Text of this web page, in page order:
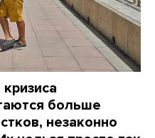
больше
незаконно